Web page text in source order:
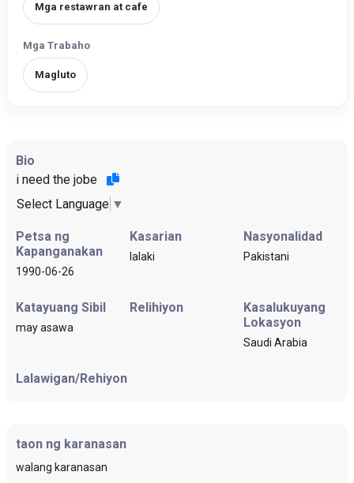
Mga restawran at cafe
Mga Trabaho
Magluto
Bio
i need the jobe
Select Language ▼
Petsa ng
Kapanganakan
1990-06-26
Kasarian
lalaki
Nasyonalidad
Pakistani
Katayuang Sibil
may asawa
Relihiyon
Kasalukuyang
Lokasyon
Saudi Arabia
Lalawigan/Rehiyon
taon ng karanasan
walang karanasan